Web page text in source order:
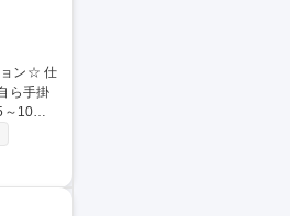
ら手掛
10時
アの
強化